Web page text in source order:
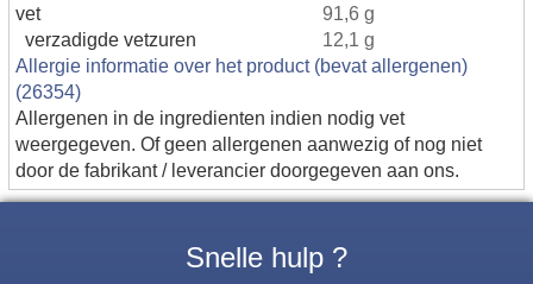
vet
91,6 g
verzadigde vetzuren
12,1 g
Allergie informatie over het product (bevat allergenen)
(26354)
Allergenen in de ingredienten indien nodig vet
weergegeven. Of geen allergenen aanwezig of nog niet
door de fabrikant / leverancier doorgegeven aan ons.
Snelle hulp ?